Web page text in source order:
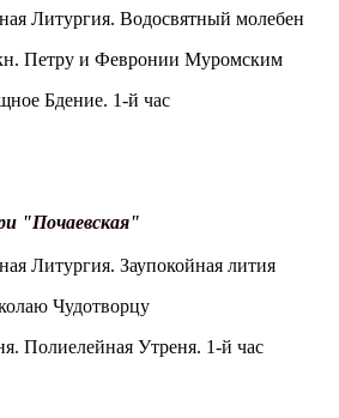
Литургия. Водосвятный молебен
Петру и Февронии Муромским
Бдение. 1-й час
"Почаевская"
Литургия. Заупокойная лития
Чудотворцу
Полиелейная Утреня. 1-й час